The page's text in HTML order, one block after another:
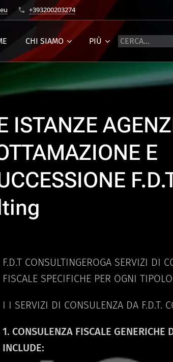
+393200203274
CHI SIAMO PIÙ
ISTANZE
E
F.D.T CONSULTINGEROGA SERVIZI DI
FISCALE SPECIFICHE PER OGNI
I I SERVIZI DI CONSULENZA DA F.D.T.
1. CONSULENZA FISCALE GENERICHE
INCLUDE: